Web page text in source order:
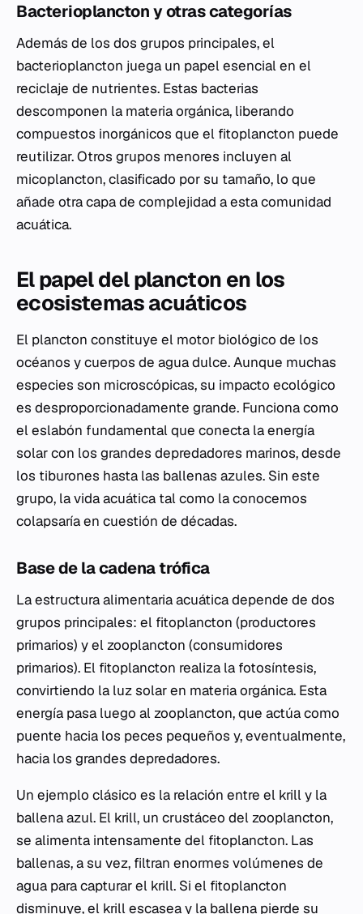
Bacterioplancton y otras categorías
Además de los dos grupos principales, el
bacterioplancton juega un papel esencial en el
reciclaje de nutrientes. Estas bacterias
descomponen la materia orgánica, liberando
compuestos inorgánicos que el fitoplancton puede
reutilizar. Otros grupos menores incluyen al
micoplancton, clasificado por su tamaño, lo que
añade otra capa de complejidad a esta comunidad
acuática.
El papel del plancton en los
ecosistemas acuáticos
El plancton constituye el motor biológico de los
océanos y cuerpos de agua dulce. Aunque muchas
especies son microscópicas, su impacto ecológico
es desproporcionadamente grande. Funciona como
el eslabón fundamental que conecta la energía
solar con los grandes depredadores marinos, desde
los tiburones hasta las ballenas azules. Sin este
grupo, la vida acuática tal como la conocemos
colapsaría en cuestión de décadas.
Base de la cadena trófica
La estructura alimentaria acuática depende de dos
grupos principales: el fitoplancton (productores
primarios) y el zooplancton (consumidores
primarios). El fitoplancton realiza la fotosíntesis,
convirtiendo la luz solar en materia orgánica. Esta
energía pasa luego al zooplancton, que actúa como
puente hacia los peces pequeños y, eventualmente,
hacia los grandes depredadores.
Un ejemplo clásico es la relación entre el krill y la
ballena azul. El krill, un crustáceo del zooplancton,
se alimenta intensamente del fitoplancton. Las
ballenas, a su vez, filtran enormes volúmenes de
agua para capturar el krill. Si el fitoplancton
disminuye, el krill escasea y la ballena pierde su